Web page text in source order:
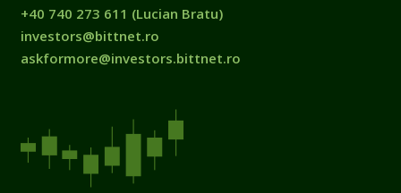
+40 740 273 611 (Lucian Bratu)
investors@bittnet.ro
askformore@investors.bittnet.ro